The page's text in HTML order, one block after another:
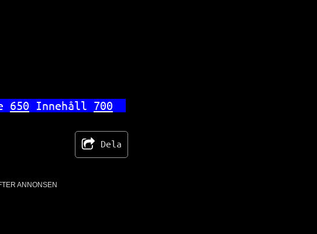
650 Innehåll 700
Dela
ANNONSEN